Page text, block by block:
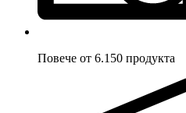
Повече от 6.150 продукта